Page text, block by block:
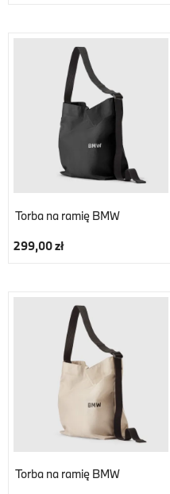
Torba na ramię BMW
299,00 zł
Torba na ramię BMW